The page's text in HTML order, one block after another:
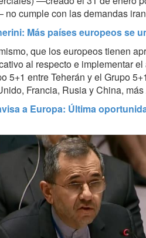
cumple con las demandas
Más países europeos se
que los europeos tienen
al respecto e implementar
5+1 entre Teherán y el Grupo
Francia, Rusia y China,
a Europa: Última